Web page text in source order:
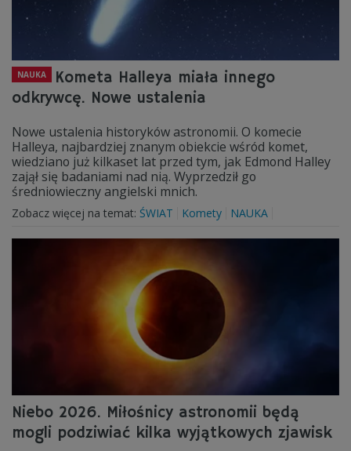
NAUKA
Kometa Halleya miała innego
odkrywcę. Nowe ustalenia
Nowe ustalenia historyków astronomii. O komecie
Halleya, najbardziej znanym obiekcie wśród komet,
wiedziano już kilkaset lat przed tym, jak Edmond Halley
zajął się badaniami nad nią. Wyprzedził go
średniowieczny angielski mnich.
Zobacz więcej na temat: ŚWIAT Komety NAUKA
Niebo 2026. Miłośnicy astronomii będą
mogli podziwiać kilka wyjątkowych zjawisk